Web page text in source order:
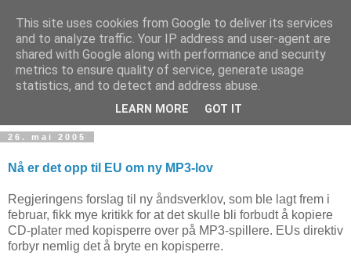
Teknologinyheter
26. mai 2005
Nå er det opp til EU om ny MP3-lov
Regjeringens forslag til ny åndsverklov, som ble lagt frem i
februar, fikk mye kritikk for at det skulle bli forbudt å kopiere
CD-plater med kopisperre over på MP3-spillere. EUs direktiv
forbyr nemlig det å bryte en kopisperre.
This site uses cookies from Google to deliver its services
and to analyze traffic. Your IP address and user-agent are
shared with Google along with performance and security
metrics to ensure quality of service, generate usage
statistics, and to detect and address abuse.
LEARN MORE GOT IT